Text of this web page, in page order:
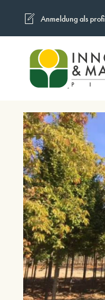
Skip to main content
Anmeldung als profi